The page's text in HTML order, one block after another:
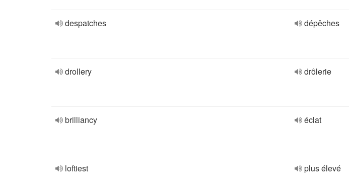
despatches dépêches
drollery drôlerie
brilliancy éclat
loftiest plus élevé